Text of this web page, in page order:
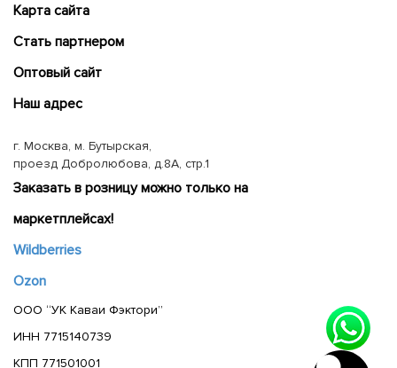
Карта сайта
Cтать партнером
Оптовый сайт
Наш адрес
г. Москва, м. Бутырская,
проезд Добролюбова, д.8А, стр.1
Заказать в розницу можно только на
маркетплейсах!
Wildberries
Ozon
ООО “УК Каваи Фэктори”
ИНН 7715140739
КПП 771501001